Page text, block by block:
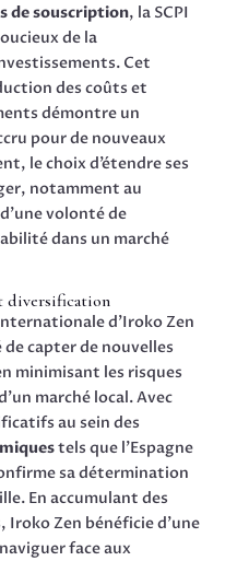
de souscription, la SCPI
de la
Cet
des coûts et
démontre un
pour de nouveaux
le choix d’étendre ses
notamment au
volonté de
dans un marché
diversification
d’Iroko Zen
capter de nouvelles
minimisant les risques
marché local. Avec
au sein des
tels que l’Espagne
sa détermination
En accumulant des
Iroko Zen bénéficie d’une
face aux